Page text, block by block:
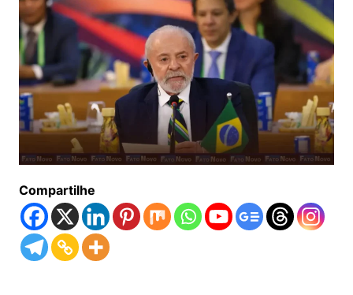
Compartilhe